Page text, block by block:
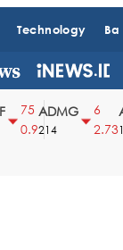
Technology
75
0.9
ADMG
214
2.73